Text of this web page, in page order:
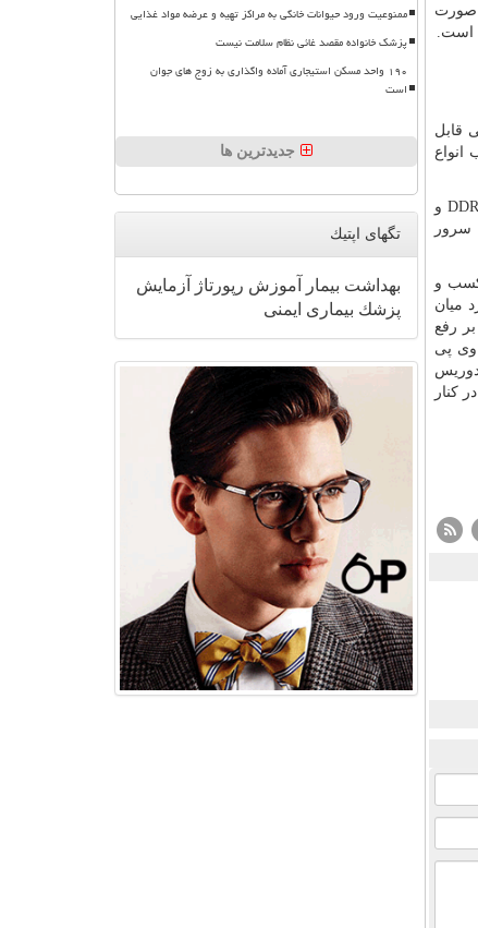
صورت
است.
قابل
و
سرور
کسب و
میان
رفع
وی پی
دوریس
کنار
ممنوعیت ورود حیوانات خانگی به مراکز تهیه و عرضه مواد غذایی
پزشک خانواده مقصد غائی نظام سلامت نیست
۱۹۰ واحد مسکن استیجاری آماده واگذاری به زوج های جوان
است
جدیدترین ها
تگهای اپتیك
بهداشت بیمار آموزش رپورتاژ
آزمایش
پزشك بیماری ایمنی